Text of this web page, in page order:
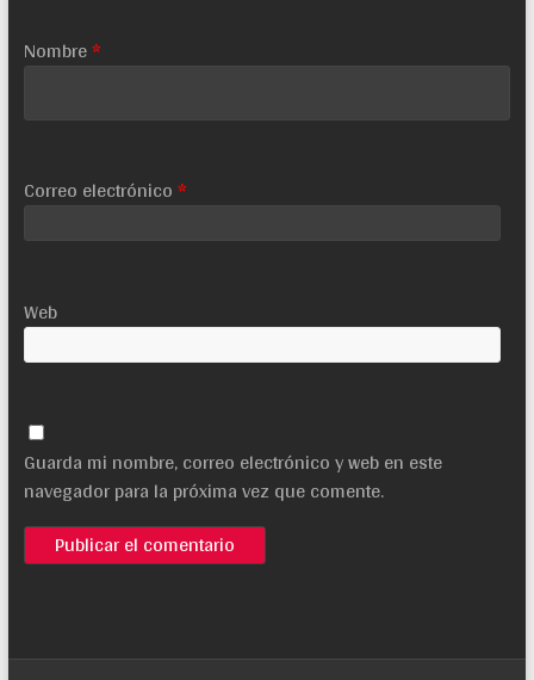
Nombre*
Correo electrónico*
Web
Guarda mi nombre, correo electrónico y web en este
navegador para la próxima vez que comente.